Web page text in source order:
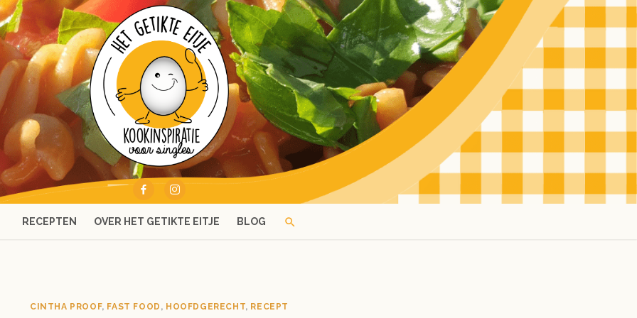
RECEPTEN OVER HET GETIKTE EITJE BLOG
CINTHA PROOF, FAST FOOD , HOOFDGERECHT, RECEPT